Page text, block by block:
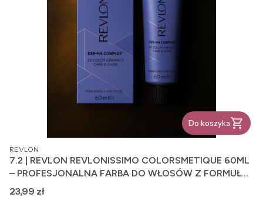
Do koszyka
PRODUCENT
REVLON
7.2 | REVLON REVLONISSIMO COLORSMETIQUE 60ML
– PROFESJONALNA FARBA DO WŁOSÓW Z FORMUŁĄ
PIELĘGNUJĄCĄ
Cena
23,99 zł